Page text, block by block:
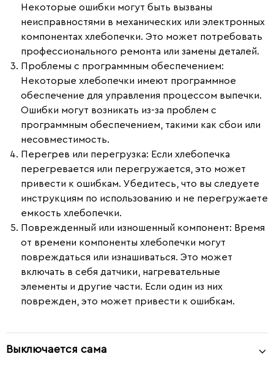
Некоторые ошибки могут быть вызваны
неисправностями в механических или электронных
компонентах хлебопечки. Это может потребовать
профессионального ремонта или замены деталей.
Проблемы с программным обеспечением:
Некоторые хлебопечки имеют программное
обеспечение для управления процессом выпечки.
Ошибки могут возникать из-за проблем с
программным обеспечением, такими как сбои или
несовместимость.
Перегрев или перегрузка: Если хлебопечка
перегревается или перегружается, это может
привести к ошибкам. Убедитесь, что вы следуете
инструкциям по использованию и не перегружаете
емкость хлебопечки.
Поврежденный или изношенный компонент: Время
от времени компоненты хлебопечки могут
повреждаться или изнашиваться. Это может
включать в себя датчики, нагревательные
элементы и другие части. Если один из них
поврежден, это может привести к ошибкам.
Выключается сама